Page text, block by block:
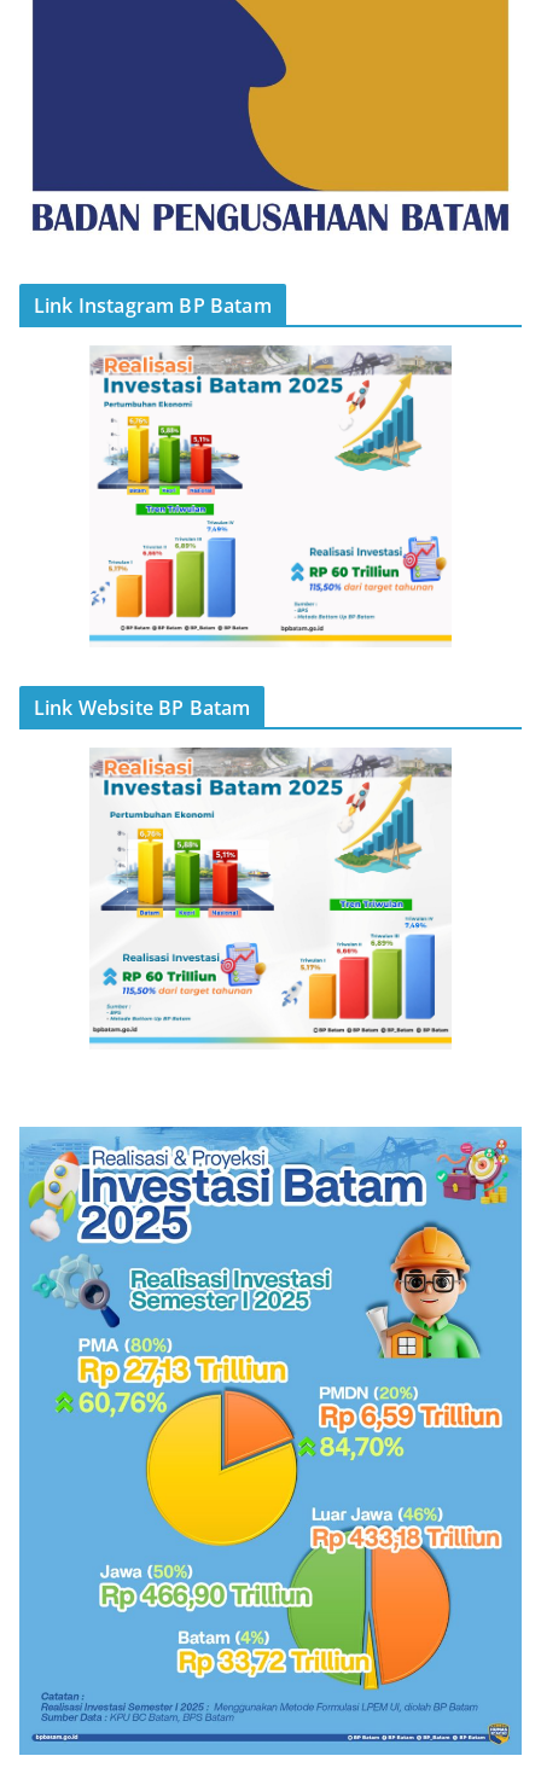
Link Instagram BP Batam
Link Website BP Batam